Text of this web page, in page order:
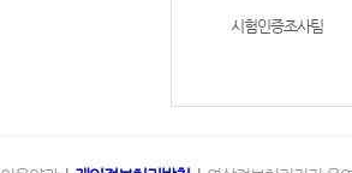
시험인증조사팀